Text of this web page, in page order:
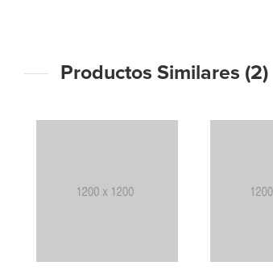
Productos Similares (2)